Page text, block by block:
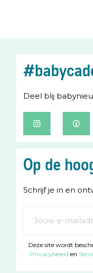
Deel blij
I
n
t
g
r
a
F
a
e
o
o
k
Op de
Schrijf je in en
op
onze
Deze site wordt
Privacybeleid en